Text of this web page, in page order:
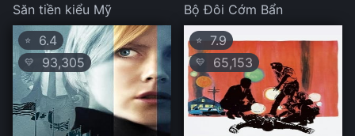
Săn tiền kiểu Mỹ
Bộ Đôi Cớm Bẩn
⭐ 6.4
💛 93,305
⭐ 7.9
💛 65,153